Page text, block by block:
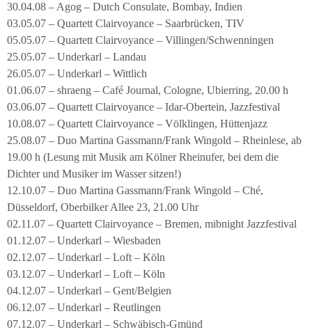
30.04.08 – Agog – Dutch Consulate, Bombay, Indien
03.05.07 – Quartett Clairvoyance – Saarbrücken, TIV
05.05.07 – Quartett Clairvoyance – Villingen/Schwenningen
25.05.07 – Underkarl – Landau
26.05.07 – Underkarl – Wittlich
01.06.07 – shraeng – Café Journal, Cologne, Ubierring, 20.00 h
03.06.07 – Quartett Clairvoyance – Idar-Obertein, Jazzfestival
10.08.07 – Quartett Clairvoyance – Völklingen, Hüttenjazz
25.08.07 – Duo Martina Gassmann/Frank Wingold – Rheinlese, ab
19.00 h (Lesung mit Musik am Kölner Rheinufer, bei dem die
Dichter und Musiker im Wasser sitzen!)
12.10.07 – Duo Martina Gassmann/Frank Wingold – Ché,
Düsseldorf, Oberbilker Allee 23, 21.00 Uhr
02.11.07 – Quartett Clairvoyance – Bremen, mibnight Jazzfestival
01.12.07 – Underkarl – Wiesbaden
02.12.07 – Underkarl – Loft – Köln
03.12.07 – Underkarl – Loft – Köln
04.12.07 – Underkarl – Gent/Belgien
06.12.07 – Underkarl – Reutlingen
07.12.07 – Underkarl – Schwäbisch-Gmünd